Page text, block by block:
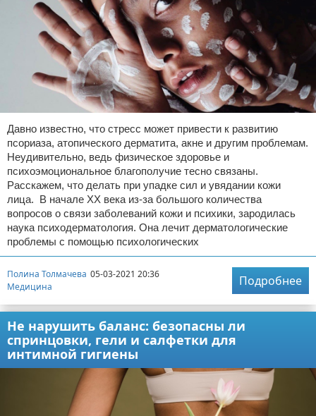
Давно известно, что стресс может привести к развитию
псориаза, атопического дерматита, акне и другим проблемам.
Неудивительно, ведь физическое здоровье и
психоэмоциональное благополучие тесно связаны.
Расскажем, что делать при упадке сил и увядании кожи
лица. В начале XX века из-за большого количества
вопросов о связи заболеваний кожи и психики, зародилась
наука психодерматология. Она лечит дерматологические
проблемы с помощью психологических
Полина Толмачева 05-03-2021 20:36
Медицина
Подробнее
Не нарушить баланс: безопасны ли
спринцовки, гели и салфетки для
интимной гигиены